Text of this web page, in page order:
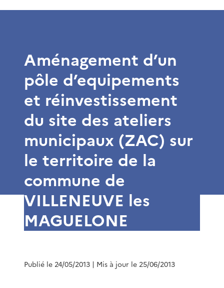
Aménagement d’un
pôle d’equipements
et réinvestissement
du site des ateliers
municipaux (ZAC) sur
le territoire de la
commune de
VILLENEUVE les
MAGUELONE
Publié le 24/05/2013 | Mis à jour le 25/06/2013